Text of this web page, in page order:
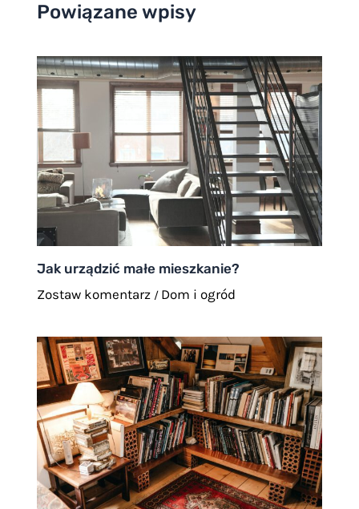
Powiązane wpisy
Jak urządzić małe mieszkanie?
Zostaw komentarz / Dom i ogród